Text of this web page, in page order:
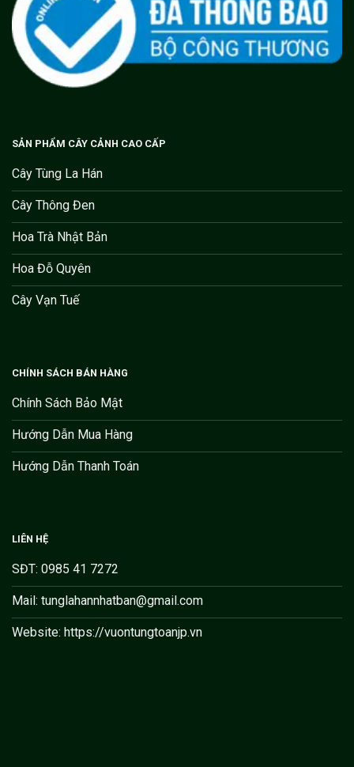
SẢN PHẨM CÂY CẢNH CAO CẤP
Cây Tùng La Hán
Cây Thông Đen
Hoa Trà Nhật Bản
Hoa Đỗ Quyên
Cây Vạn Tuế
CHÍNH SÁCH BÁN HÀNG
Chính Sách Bảo Mật
Hướng Dẫn Mua Hàng
Hướng Dẫn Thanh Toán
LIÊN HỆ
SĐT: 0985 41 7272
Mail: tunglahannhatban@gmail.com
Website: https://vuontungtoanjp.vn